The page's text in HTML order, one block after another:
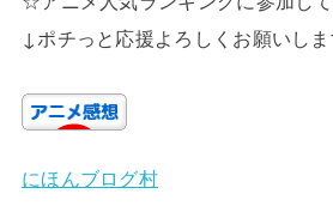
↓ポチっと応援よろしくお願いしま
にほんブログ村